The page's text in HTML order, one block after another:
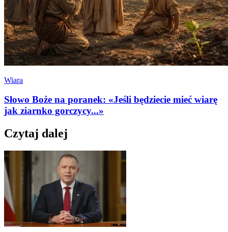
Wiara
Słowo Boże na poranek: «Jeśli będziecie mieć wiarę
jak ziarnko gorczycy...»
Czytaj dalej